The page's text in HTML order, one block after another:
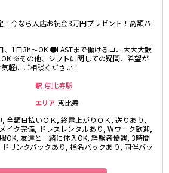
！今なら入店お祝金3万円プレゼント！高額バ
、1日3h～OK ●LASTまで働けるコ、大大大歓
※その他、シフトに関しての疑問、希望が
軽にご相談ください！
駅 恵比寿駅
エリア 恵比寿
全額日払いＯＫ, 終電上がりＯＫ, 送りあり,
イク完備, ドレスレンタルあり, Wワーク歓迎,
OK, 友達と一緒に体入OK, 経験者優遇, 3時間
リンクバックあり, 指名バックあり, 同伴バッ
宮の坂駅
川崎駅
武蔵小杉駅
武蔵新城駅
稲田堤駅